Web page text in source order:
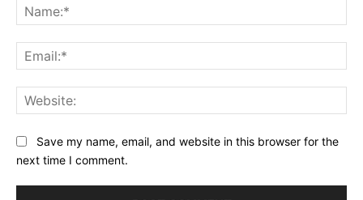
Save my name, email, and website in this browser for the
next time I comment.